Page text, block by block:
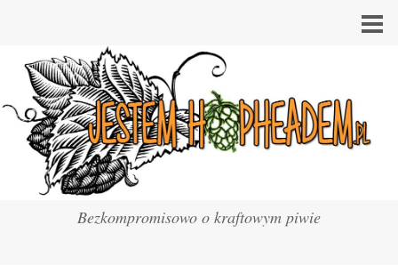
Bezkompromisowo o kraftowym piwie